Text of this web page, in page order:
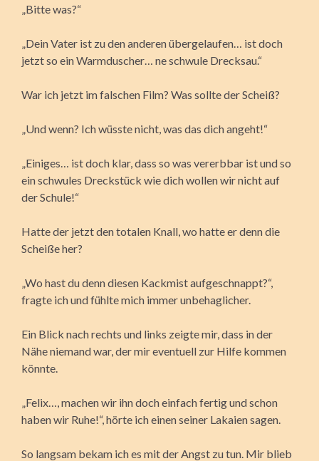
„Bitte was?“
„Dein Vater ist zu den anderen übergelaufen… ist doch
jetzt so ein Warmduscher… ne schwule Drecksau.“
War ich jetzt im falschen Film? Was sollte der Scheiß?
„Und wenn? Ich wüsste nicht, was das dich angeht!“
„Einiges… ist doch klar, dass so was vererbbar ist und so
ein schwules Dreckstück wie dich wollen wir nicht auf
der Schule!“
Hatte der jetzt den totalen Knall, wo hatte er denn die
Scheiße her?
„Wo hast du denn diesen Kackmist aufgeschnappt?“,
fragte ich und fühlte mich immer unbehaglicher.
Ein Blick nach rechts und links zeigte mir, dass in der
Nähe niemand war, der mir eventuell zur Hilfe kommen
könnte.
„Felix…, machen wir ihn doch einfach fertig und schon
haben wir Ruhe!“, hörte ich einen seiner Lakaien sagen.
So langsam bekam ich es mit der Angst zu tun. Mir blieb